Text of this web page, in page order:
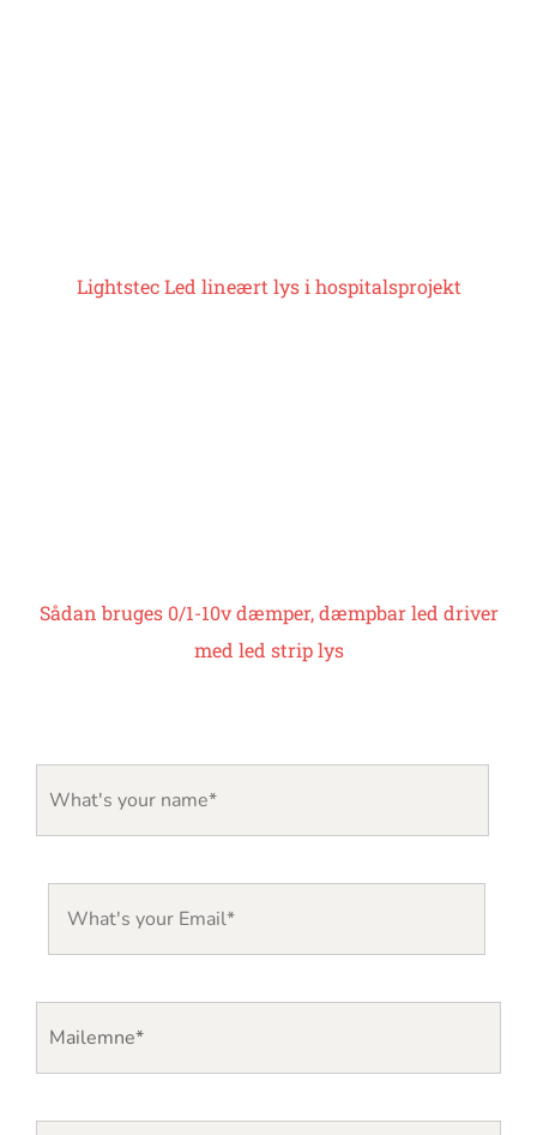
LightstecLed lineært lysi hospitalsprojekt
Sådan bruges 0/1-10v dæmper, dæmpbar led driver
med led strip lys